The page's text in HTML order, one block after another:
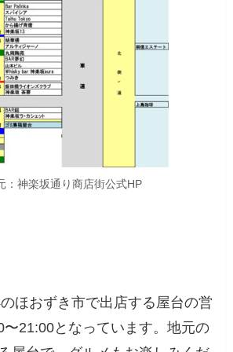
：神楽坂通り商店街公式HP
ほおずき市で出店する屋台の営
21:00となっています。地元の